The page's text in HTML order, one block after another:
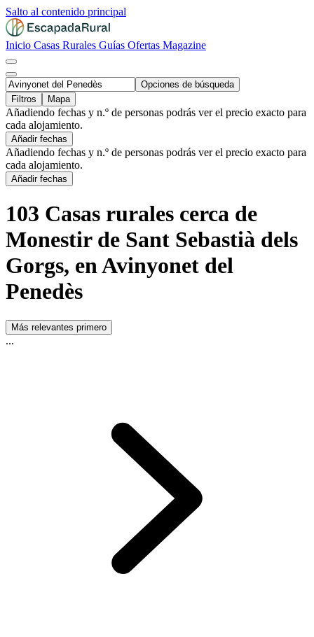
Salto al contenido principal
Inicio Casas Rurales Guías Ofertas Magazine
Opciones de búsqueda
Filtros
Mapa
Añadiendo fechas y n.º de personas podrás ver el precio exacto para
cada alojamiento.
Añadir fechas
Añadiendo fechas y n.º de personas podrás ver el precio exacto para
cada alojamiento.
Añadir fechas
103 Casas rurales cerca de
Monestir de Sant Sebastià dels
Gorgs, en Avinyonet del
Penedès
Más relevantes primero
...